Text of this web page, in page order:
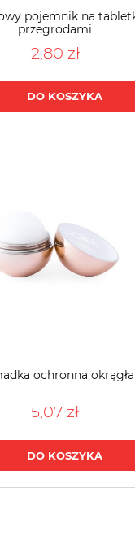
pojemnik na
przegrodami
2,80 zł
DO KOSZYKA
ochronna okrągła
5,07 zł
DO KOSZYKA